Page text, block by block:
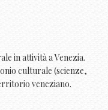
in attività a Venezia.
culturale (scienze,
veneziano.